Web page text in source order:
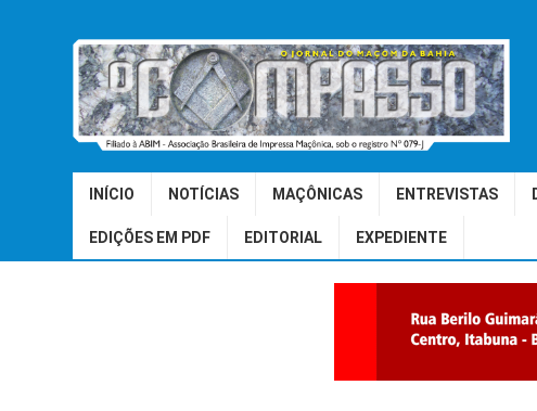
INÍCIO NOTÍCIAS MAÇÔNICAS ENTREVISTAS
EDIÇÕES EM PDF EDITORIAL EXPEDIENTE